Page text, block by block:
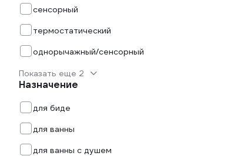
сенсорный
термостатический
однорычажный/сенсорный
Показать еще 2
Назначение
для биде
для ванны
для ванны с душем